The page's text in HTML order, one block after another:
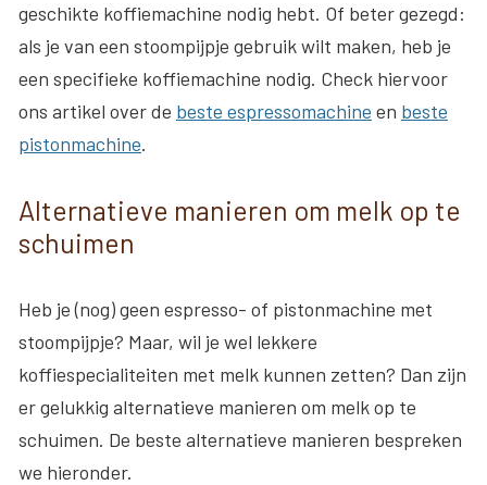
geschikte koffiemachine nodig hebt. Of beter gezegd:
als je van een stoompijpje gebruik wilt maken, heb je
een specifieke koffiemachine nodig. Check hiervoor
ons artikel over de beste espressomachine en beste
pistonmachine.
Alternatieve manieren om melk op te
schuimen
Heb je (nog) geen espresso- of pistonmachine met
stoompijpje? Maar, wil je wel lekkere
koffiespecialiteiten met melk kunnen zetten? Dan zijn
er gelukkig alternatieve manieren om melk op te
schuimen. De beste alternatieve manieren bespreken
we hieronder.